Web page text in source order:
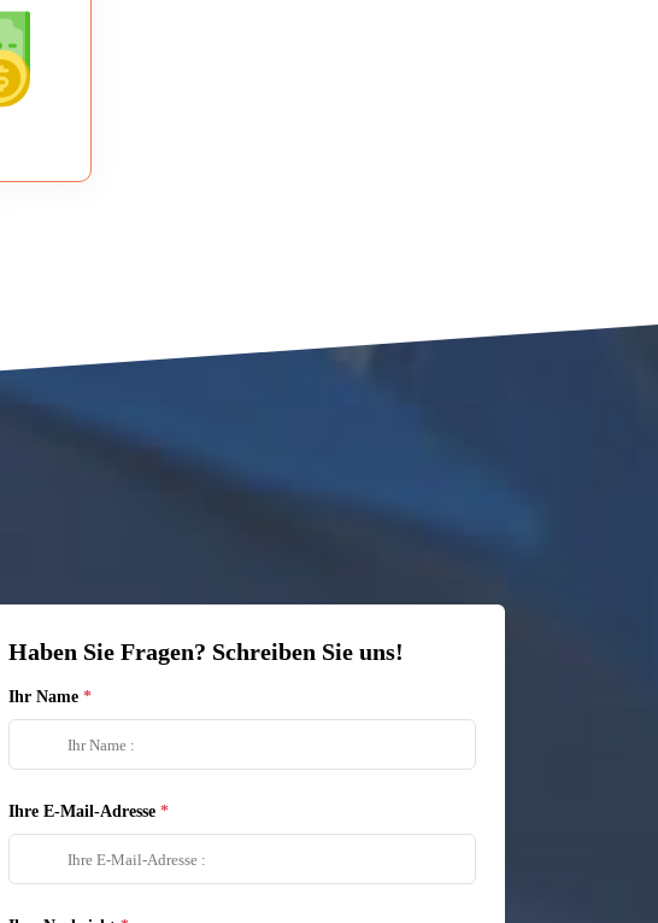
Haben Sie Fragen? Schreiben Sie uns!
Ihr Name
Ihre E-Mail-Adresse